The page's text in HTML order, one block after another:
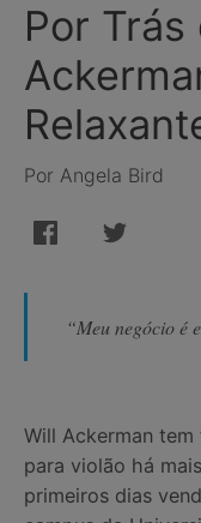
Por Trás
Por Angela Bird
“Meu negócio é
Will Ackerman
para violão há
primeiros dias